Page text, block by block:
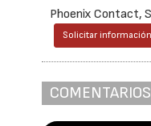
Phoenix Contact,
Solicitar información